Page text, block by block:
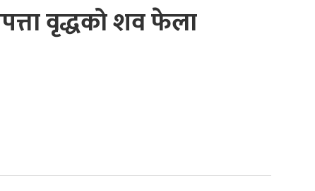
वृद्धको शव फेला